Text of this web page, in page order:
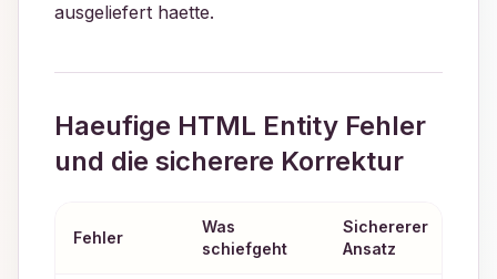
ausgeliefert haette.
Haeufige HTML Entity Fehler
und die sicherere Korrektur
Fehler
Was
schiefgeht
Sichererer
Ansatz